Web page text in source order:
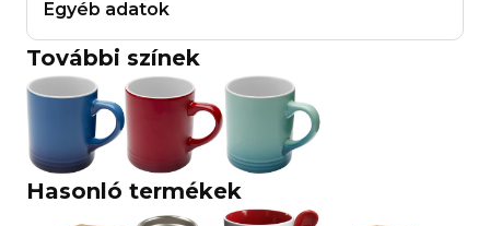
Egyéb adatok
További színek
Hasonló termékek